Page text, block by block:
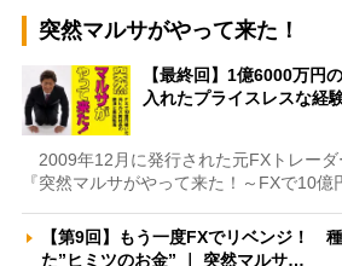
突然マルサがやって来た！
【最終回】1億6000万円
入れたプライスレスな経
2009年12月に発行された元FXトレー
『突然マルサがやって来た！～FXで10
【第9回】もう一度FXでリベンジ！
た”ヒミツのお金” ｜ 突然マルサ…